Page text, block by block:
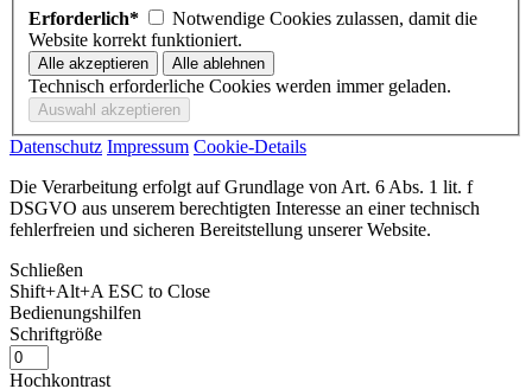
Erforderlich*
Notwendige Cookies zulassen, damit die
Website korrekt funktioniert.
Technisch erforderliche Cookies werden immer geladen.
Datenschutz Impressum Cookie-Details
Die Verarbeitung erfolgt auf Grundlage von Art. 6 Abs. 1 lit. f
DSGVO aus unserem berechtigten Interesse an einer technisch
fehlerfreien und sicheren Bereitstellung unserer Website.
Schließen
Shift+Alt+A ESC to Close
Bedienungshilfen
Schriftgröße
Hochkontrast